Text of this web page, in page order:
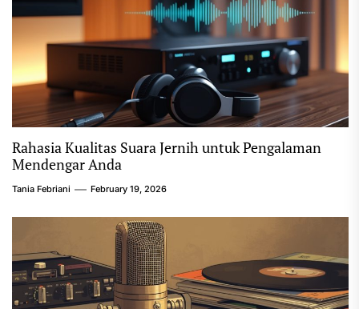
Rahasia Kualitas Suara Jernih untuk Pengalaman
Mendengar Anda
Tania Febriani February 19, 2026